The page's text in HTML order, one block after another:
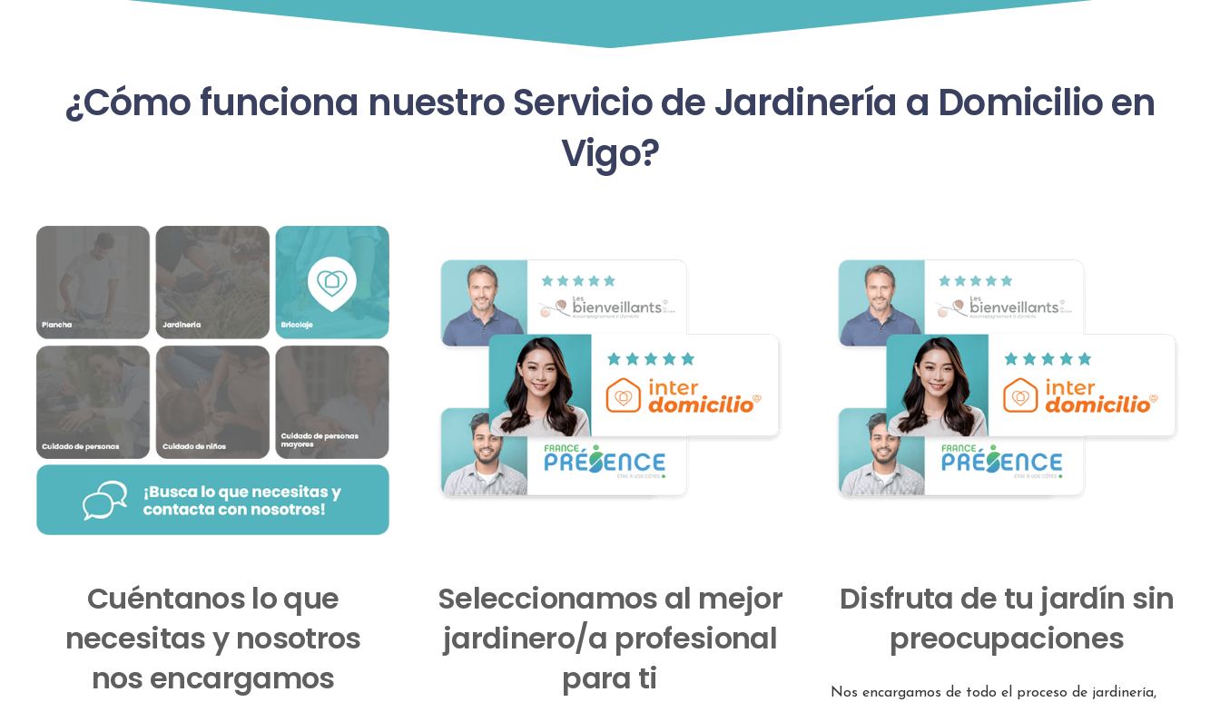
¿Cómo funciona nuestro Servicio de Jardinería a Domicilio en
Vigo?
Cuéntanos lo que
necesitas y nosotros
nos encargamos
Seleccionamos al mejor
jardinero/a profesional
para ti
Disfruta de tu jardín sin
preocupaciones
Nos encargamos de todo el proceso de jardinería,